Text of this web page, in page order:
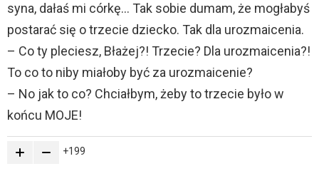
syna, dałaś mi córkę… Tak sobie dumam, że mogłabyś
postarać się o trzecie dziecko. Tak dla urozmaicenia.
– Co ty pleciesz, Błażej?! Trzecie? Dla urozmaicenia?!
To co to niby miałoby być za urozmaicenie?
– No jak to co? Chciałbym, żeby to trzecie było w
końcu MOJE!
199